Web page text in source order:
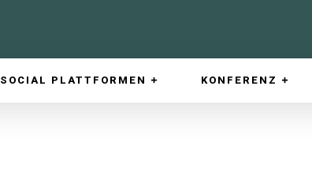
SOCIAL PLATTFORMEN KONFERENZ